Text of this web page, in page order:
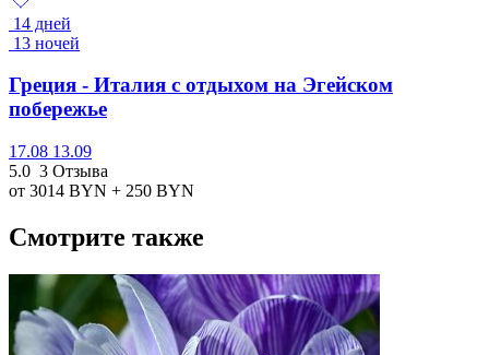
14 дней
13 ночей
Греция - Италия с отдыхом на Эгейском
побережье
17.08 13.09
5.0 3 Отзыва
от 3014 BYN + 250 BYN
Смотрите также